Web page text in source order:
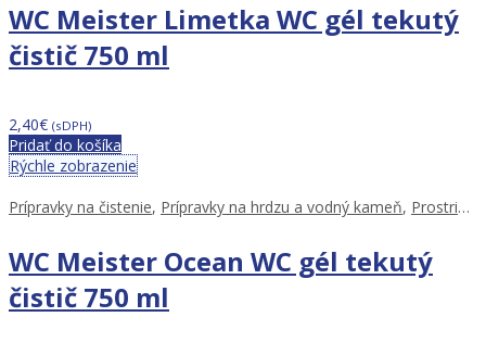
WC Meister Limetka WC gél tekutý
čistič 750 ml
2,40€ (sDPH)
Pridať do košíka
Rýchle zobrazenie
Prípravky na čistenie, Prípravky na hrdzu a vodný kameň, Prostriedky na WC
WC Meister Ocean WC gél tekutý
čistič 750 ml